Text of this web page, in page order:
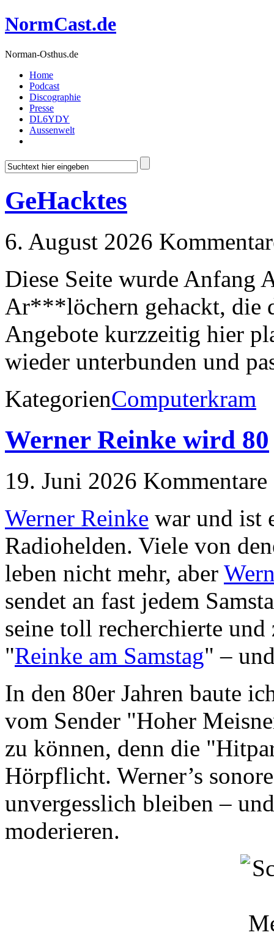
NormCast.de
Norman-Osthus.de
Home
Podcast
Discographie
Presse
DL6YDY
Aussenwelt
GeHacktes
6. August 2026
Diese Seite wurde Anfang
Ar***löchern gehackt, die
Angebote kurzzeitig hier
wieder unterbunden und
KategorienComputerkram
Werner Reinke wird 80
19. Juni 2026 Kommentare
Werner Reinke war und ist
Radiohelden. Viele von
leben nicht mehr, aber
sendet an fast jedem
seine toll recherchierte und
"Reinke am Samstag" –
In den 80er Jahren baute
vom Sender "Hoher
zu können, denn die
Hörpflicht. Werner’s
unvergesslich bleiben –
moderieren.